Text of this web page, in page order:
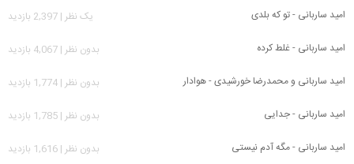
امید ساربانی - تو که بلدی
يک نظر | 2,397 بازدید
امید ساربانی - غلط کرده
بدون نظر | 4,067 بازدید
امید ساربانی و محمدرضا خورشیدی - هوادار
بدون نظر | 1,774 بازدید
امید ساربانی - جدایی
بدون نظر | 1,785 بازدید
امید ساربانی - مگه آدم نیستی
بدون نظر | 1,616 بازدید